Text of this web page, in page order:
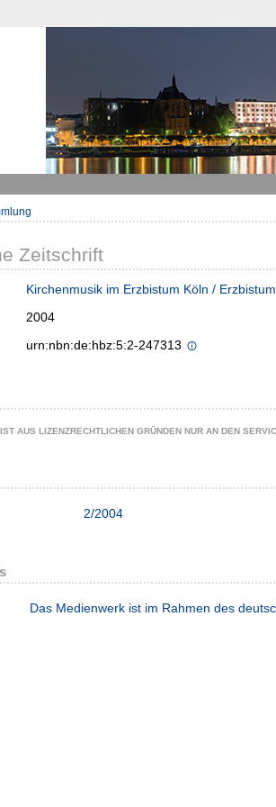
Zeitschrift
Kirchenmusik im Erzbistum Köln /
2004
urn:nbn:de:hbz:5:2-247313
AUS LIZENZRECHTLICHEN GRÜNDEN NUR AN DEN
2/2004
Das Medienwerk ist im Rahmen des